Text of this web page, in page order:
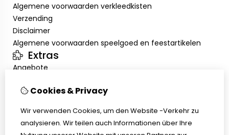
Algemene voorwaarden verkleedkisten
Verzending
Disclaimer
Algemene voorwaarden speelgoed en feestartikelen
Extras
Angebote
Inloggen
Kundenservice
Cookies & Privacy
Wir verwenden Cookies, um den Website -Verkehr zu
analysieren. Wir teilen auch Informationen über Ihre